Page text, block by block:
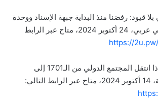
قيود: رفضنا منذ البداية جبهة الإسناد ووحدة
الساحات، بي بي سي عربي، 24 أكتوبر 2024، متاح عبر الرابط
https://
شارل جبور، لماذا انتقل المجتمع الدولي من الـ1701 إلى